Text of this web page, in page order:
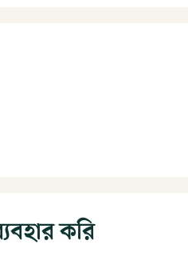
করি